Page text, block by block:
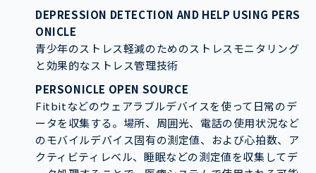
DEPRESSION DETECTION AND HELP USING PERS
ONICLE
青少年のストレス軽減のためのストレスモニタリング
と効果的なストレス管理技術
PERSONICLE OPEN SOURCE
Fitbitなどのウェアラブルデバイスを使って日常のデ
ータを収集する。場所、周囲光、電話の使用状況など
のモバイルデバイス固有の測定値、および心拍数、ア
クティビティレベル、睡眠などの測定値を収集してデ